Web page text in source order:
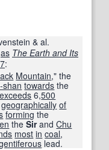
& al.
as The Earth and Its
:
Mountain," the
shan towards the
exceeds 6,500
geographically of
forming the
theSirandChu
most in coal,
lead.